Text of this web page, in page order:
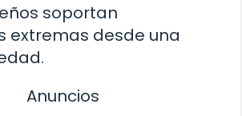
soportan
extremas desde una
Anuncios